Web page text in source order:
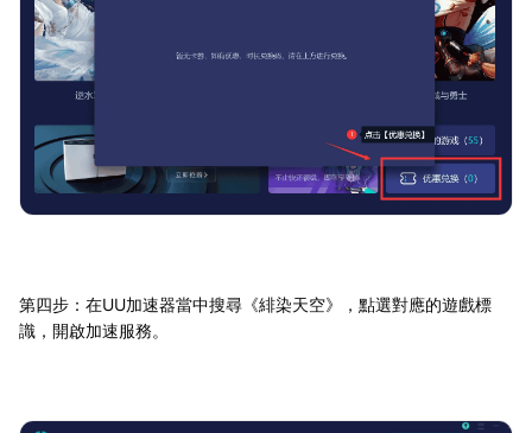
第四步：在UU加速器當中搜尋《緋染天空》，點選對應的遊戲標
識，開啟加速服務。